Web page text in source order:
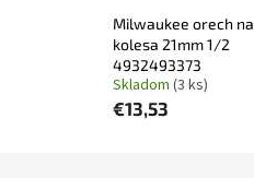
Milwaukee orech na
kolesa 21mm 1/2
4932493373
Skladom (3 ks)
€13,53